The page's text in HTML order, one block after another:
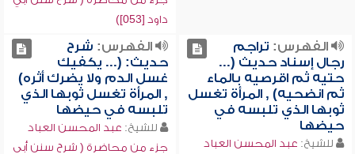
داود [053])
الفهرس: تراجم
رجال إسناد حديث (...
حتيه ثم اقرصيه بالماء
ثم انضحيه) , المرأة تغسل
ثوبها الذي تلبسه في
حيضها
للشيخ: عبد المحسن العباد
الفهرس: شرح
حديث: (... يكفيك
غسل الدم ولا يضرك أثره)
, المرأة تغسل ثوبها الذي
تلبسه في حيضها
للشيخ: عبد المحسن العباد
جزء من محاضرة ( شرح سنن أبي